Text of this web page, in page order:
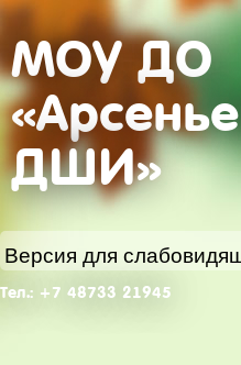
МОУ ДО
ДШИ»
Версия для
Тел.: +7 48733 21945